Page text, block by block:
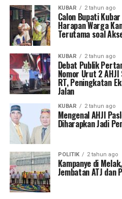
KUBAR 2 tahun ago
Calon Bupati
Harapan Warga
Terutama soal
KUBAR 2 tahun ago
Debat Publik
Nomor Urut 2
RT, Peningkatan
Jalan
KUBAR 2 tahun ago
Mengenal AHJI
Diharapkan Jadi
POLITIK 2 tahun ago
Kampanye di
Jembatan ATJ dan